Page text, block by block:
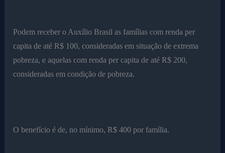
Podem receber o Auxílio Brasil as famílias com renda per
capita de até R$ 100, consideradas em situação de extrema
pobreza, e aquelas com renda per capita de até R$ 200,
consideradas em condição de pobreza.
O benefício é de, no mínimo, R$ 400 por família.